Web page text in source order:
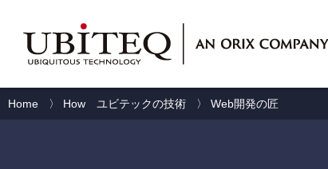
Who
Home 〉 How ユビテックの技術 〉 Web開発の匠